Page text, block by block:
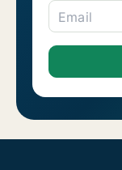
Email